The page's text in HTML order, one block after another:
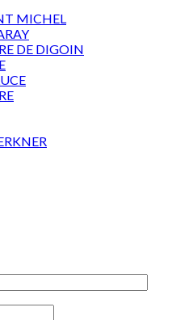
MICHEL
DE DIGOIN